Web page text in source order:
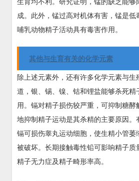
成。此外，锰过高对机体有害，锰是
哺乳动物精子活动具有毒害作用。
其他与生育有关的化学元素
除上述元素外，还有许多化学元素与生
道，银、锡、镍、钴和锂盐能够杀死精
用。镉对精子损伤较严重，可抑制糖
地抑制精子运动是其杀精的主要原因。
镉可损伤睾丸运动细胞，使生精小管萎
被破坏。长期接触毒性铅可影响精子质
精子无力症及精子畸形率高。